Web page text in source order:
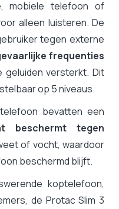
mobiele telefoon of
alleen luisteren. De
tegen externe
frequenties
geluiden versterkt. Dit
op 5 niveaus.
bevatten een
beschermt tegen
of vocht, waardoor
beschermd blijft.
koptelefoon,
de Protac Slim 3